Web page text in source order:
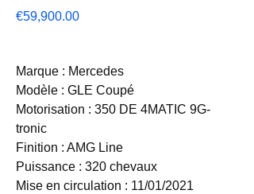
€59,900.00Price
Marque : Mercedes
Modèle : GLE Coupé
Motorisation : 350 DE 4MATIC 9G-
tronic
Finition : AMG Line
Puissance : 320 chevaux
Mise en circulation : 11/01/2021